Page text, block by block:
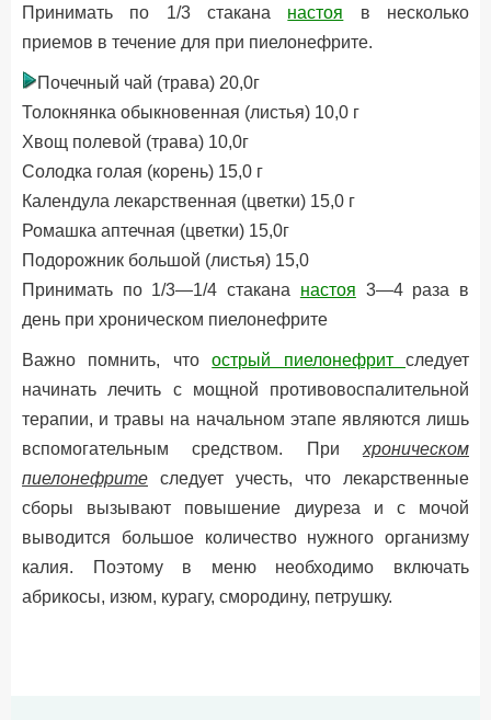
Принимать по 1/3 стакана настоя в несколько
приемов в течение для при пиелонефрите.
Почечный чай (трава) 20,0г
Толокнянка обыкновенная (листья) 10,0 г
Хвощ полевой (трава) 10,0г
Солодка голая (корень) 15,0 г
Календула лекарственная (цветки) 15,0 г
Ромашка аптечная (цветки) 15,0г
Подорожник большой (листья) 15,0
Принимать по 1/3—1/4 стакана настоя 3—4 раза в
день при хроническом пиелонефрите
Важно помнить, чтоострый пиелонефритследует
начинать лечить с мощной противовоспалительной
терапии, и травы на начальном этапе являются лишь
вспомогательным средством. При хроническом
пиелонефрите следует учесть, что лекарственные
сборы вызывают повышение диуреза и с мочой
выводится большое количество нужного организму
калия. Поэтому в меню необходимо включать
абрикосы, изюм, курагу, смородину, петрушку.